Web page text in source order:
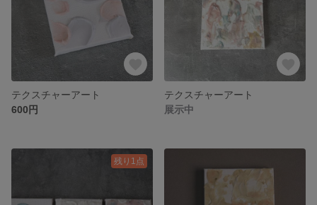
テクスチャーアート
600円
テクスチャーアート
展示中
残り1点